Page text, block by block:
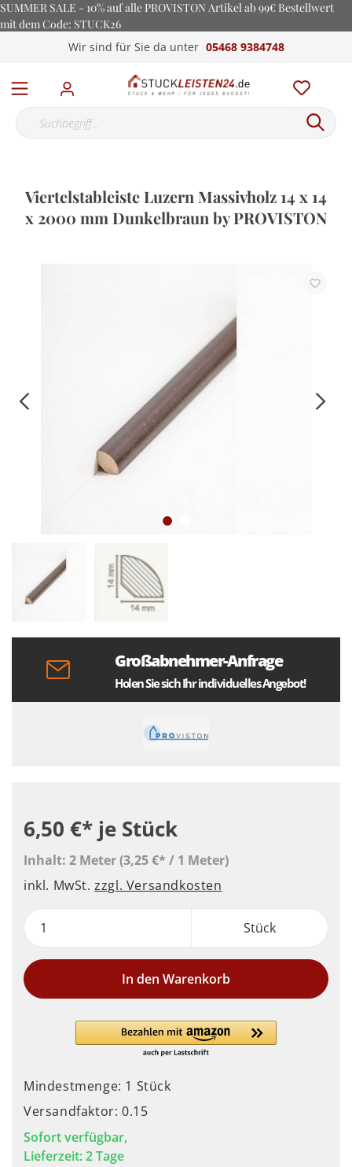
SUMMER SALE - 10% auf alle PROVISTON Artikel ab 99€ Bestellwert
mit dem Code: STUCK26
Wir sind für Sie da unter 05468 9384748
Viertelstableiste Luzern Massivholz 14 x 14
x 2000 mm Dunkelbraun by PROVISTON
Großabnehmer-Anfrage
Holen Sie sich Ihr individuelles Angebot!
6,50 €* je Stück
Inhalt: 2 Meter(3,25 €* / 1 Meter)
inkl. MwSt.zzgl. Versandkosten
Stück
In den Warenkorb
Mindestmenge: 1 Stück
Versandfaktor: 0.15
Sofort verfügbar,
Lieferzeit: 2 Tage